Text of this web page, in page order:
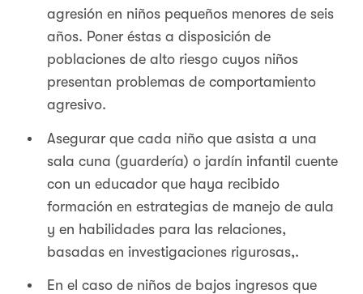
agresión en niños pequeños menores de seis
años. Poner éstas a disposición de
poblaciones de alto riesgo cuyos niños
presentan problemas de comportamiento
agresivo.
Asegurar que cada niño que asista a una
sala cuna (guardería) o jardín infantil cuente
con un educador que haya recibido
formación en estrategias de manejo de aula
y en habilidades para las relaciones,
basadas en investigaciones rigurosas,.
En el caso de niños de bajos ingresos que